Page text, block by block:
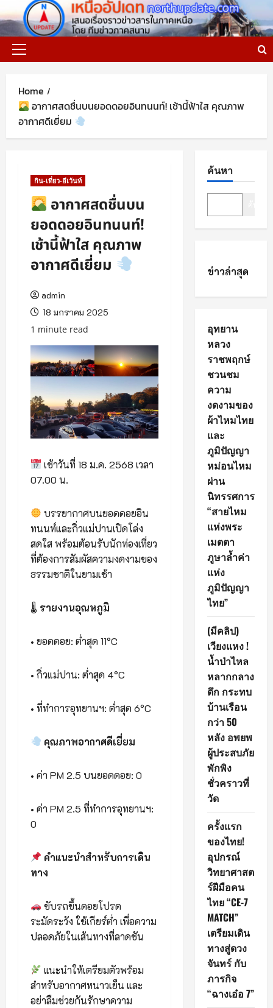
to
content
Primary
Home
อากาศสดชื่นบนยอดดอยอินทนนท์! เช้านี้ฟ้าใส คุณภาพ
อากาศดีเยี่ยม
กิน-เที่ยว-อีเว้นท์
อากาศสดชื่นบน
ยอดดอยอินทนนท์!
เช้านี้ฟ้าใส คุณภาพ
อากาศดีเยี่ยม
admin
18 มกราคม 2025
1 minute read
เช้าวันที่ 18 ม.ค. 2568 เวลา
07.00 น.
บรรยากาศบนยอดดอยอิน
ทนนท์และกิ่วแม่ปานเปิดโล่ง
สดใส พร้อมต้อนรับนักท่องเที่ยว
ที่ต้องการสัมผัสความงดงามของ
ธรรมชาติในยามเช้า
🌡 รายงานอุณหภูมิ
• ยอดดอย: ต่ำสุด 11°C
• กิ่วแม่ปาน: ต่ำสุด 4°C
• ที่ทำการอุทยานฯ: ต่ำสุด 6°C
คุณภาพอากาศดีเยี่ยม
• ค่า PM 2.5 บนยอดดอย: 0
• ค่า PM 2.5 ที่ทำการอุทยานฯ:
0
คำแนะนำสำหรับการเดิน
ทาง
ขับรถขึ้นดอยโปรด
ระมัดระวัง ใช้เกียร์ต่ำ เพื่อความ
ปลอดภัยในเส้นทางที่ลาดชัน
แนะนำให้เตรียมตัวพร้อม
สำหรับอากาศหนาวเย็น และ
อย่าลืมช่วยกันรักษาความ
ค้นหา
ข่าวล่าสุด
อุทยาน
หลวง
ราชพฤกษ์
ชวนชม
ความ
งดงามของ
ผ้าไหมไทย
และ
ภูมิปัญญา
หม่อนไหม
ผ่าน
นิทรรศการ
“สายไหม
แห่งพระ
เมตตา
ภูษาล้ำค่า
แห่ง
ภูมิปัญญา
ไทย”
(มีคลิป)
เวียงแหง !
น้ำป่าไหล
หลากกลาง
ดึก กระทบ
บ้านเรือน
กว่า 50
หลัง อพยพ
ผู้ประสบภัย
พักพิง
ชั่วคราวที่
วัด
ครั้งแรก
ของไทย!
อุปกรณ์
วิทยาศาสต
ร์ฝีมือคน
ไทย “CE-7
MATCH”
เตรียมเดิน
ทางสู่ดวง
จันทร์ กับ
ภารกิจ
“ฉางเอ๋อ 7”